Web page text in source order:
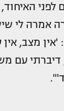
לפני
אמרה לי
'אין מצב,
עם